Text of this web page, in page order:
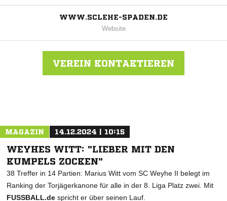
WWW.SCLEHE-SPADEN.DE
Website
VEREIN KONTAKTIEREN
MAGAZIN 14.12.2024 | 10:15
WEYHES WITT: "LIEBER MIT DEN
KUMPELS ZOCKEN"
38 Treffer in 14 Partien: Marius Witt vom SC Weyhe II belegt im
Ranking der Torjägerkanone für alle in der 8. Liga Platz zwei. Mit
FUSSBALL.de spricht er über seinen Lauf.